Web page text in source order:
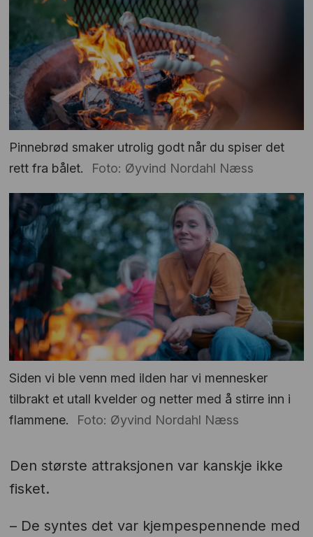
Pinnebrød smaker utrolig godt når du spiser det
rett fra bålet.
Foto: Øyvind Nordahl Næss
Siden vi ble venn med ilden har vi mennesker
tilbrakt et utall kvelder og netter med å stirre inn i
flammene.
Foto: Øyvind Nordahl Næss
Den største attraksjonen var kanskje ikke
fisket.
– De syntes det var kjempespennende med